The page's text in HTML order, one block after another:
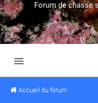
Forum de chasse
Accueil du forum